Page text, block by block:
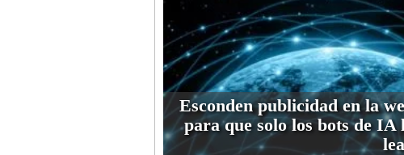
Esconden publicidad en la
para que solo los bots de IA